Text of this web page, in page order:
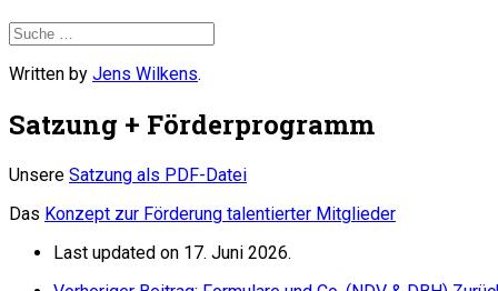
Written by Jens Wilkens.
Satzung + Förderprogramm
Unsere Satzung als PDF-Datei
Das Konzept zur Förderung talentierter Mitglieder
Last updated on 17. Juni 2026.